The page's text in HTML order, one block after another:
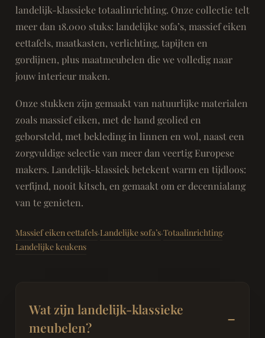
landelijk-klassieke totaalinrichting. Onze collectie telt
meer dan 18.000 stuks: landelijke sofa’s, massief eiken
eettafels, maatkasten, verlichting, tapijten en
gordijnen, plus maatmeubelen die we volledig naar
jouw interieur maken.
Onze stukken zijn gemaakt van natuurlijke materialen
zoals massief eiken, met de hand geolied en
geborsteld, met bekleding in linnen en wol, naast een
zorgvuldige selectie van meer dan veertig Europese
makers. Landelijk-klassiek betekent warm en tijdloos:
verfijnd, nooit kitsch, en gemaakt om er decennialang
van te genieten.
Massief eiken eettafels·Landelijke sofa’s·Totaalinrichting·
Landelijke keukens
Wat zijn landelijk-klassieke
meubelen?